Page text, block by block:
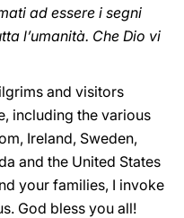
ad essere i segni
l’umanità. Che Dio vi
and visitors
including the various
Ireland, Sweden,
and the United States
your families, I invoke
God bless you all!